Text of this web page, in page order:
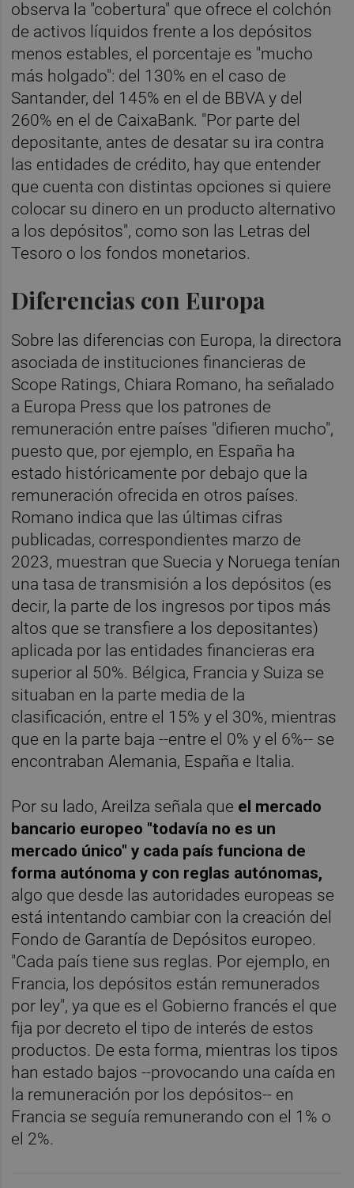
observa la "cobertura" que ofrece el colchón
de activos líquidos frente a los depósitos
menos estables, el porcentaje es "mucho
más holgado": del 130% en el caso de
Santander, del 145% en el de BBVA y del
260% en el de CaixaBank. "Por parte del
depositante, antes de desatar su ira contra
las entidades de crédito, hay que entender
que cuenta con distintas opciones si quiere
colocar su dinero en un producto alternativo
a los depósitos", como son las Letras del
Tesoro o los fondos monetarios.
Diferencias con Europa
Sobre las diferencias con Europa, la directora
asociada de instituciones financieras de
Scope Ratings, Chiara Romano, ha señalado
a Europa Press que los patrones de
remuneración entre países "difieren mucho",
puesto que, por ejemplo, en España ha
estado históricamente por debajo que la
remuneración ofrecida en otros países.
Romano indica que las últimas cifras
publicadas, correspondientes marzo de
2023, muestran que Suecia y Noruega tenían
una tasa de transmisión a los depósitos (es
decir, la parte de los ingresos por tipos más
altos que se transfiere a los depositantes)
aplicada por las entidades financieras era
superior al 50%. Bélgica, Francia y Suiza se
situaban en la parte media de la
clasificación, entre el 15% y el 30%, mientras
que en la parte baja --entre el 0% y el 6%-- se
encontraban Alemania, España e Italia.
Por su lado, Areilza señala que el mercado
bancario europeo "todavía no es un
mercado único" y cada país funciona de
forma autónoma y con reglas autónomas,
algo que desde las autoridades europeas se
está intentando cambiar con la creación del
Fondo de Garantía de Depósitos europeo.
"Cada país tiene sus reglas. Por ejemplo, en
Francia, los depósitos están remunerados
por ley", ya que es el Gobierno francés el que
fija por decreto el tipo de interés de estos
productos. De esta forma, mientras los tipos
han estado bajos --provocando una caída en
la remuneración por los depósitos-- en
Francia se seguía remunerando con el 1% o
el 2%.